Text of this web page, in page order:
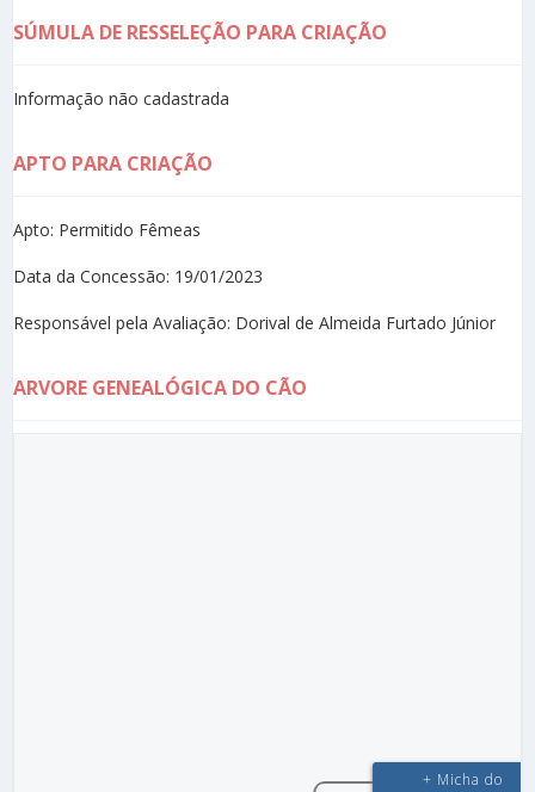
SÚMULA DE RESSELEÇÃO PARA CRIAÇÃO
Informação não cadastrada
APTO PARA CRIAÇÃO
Apto: Permitido Fêmeas
Data da Concessão: 19/01/2023
Responsável pela Avaliação: Dorival de Almeida Furtado Júnior
ARVORE GENEALÓGICA DO CÃO
+ Micha do